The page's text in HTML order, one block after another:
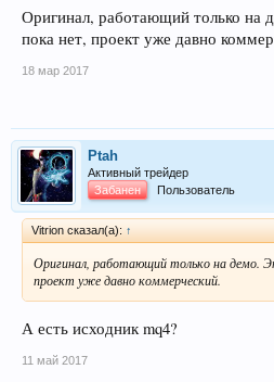
Оригинал, работающий только на
пока нет, проект уже давно
18 мар 2017
Ptah
Активный трейдер
Забанен
Пользователь
Vitrion сказал(а): ↑
Оригинал, работающий только на демо.
проект уже давно коммерческий.
А есть исходник mq4?
11 май 2017